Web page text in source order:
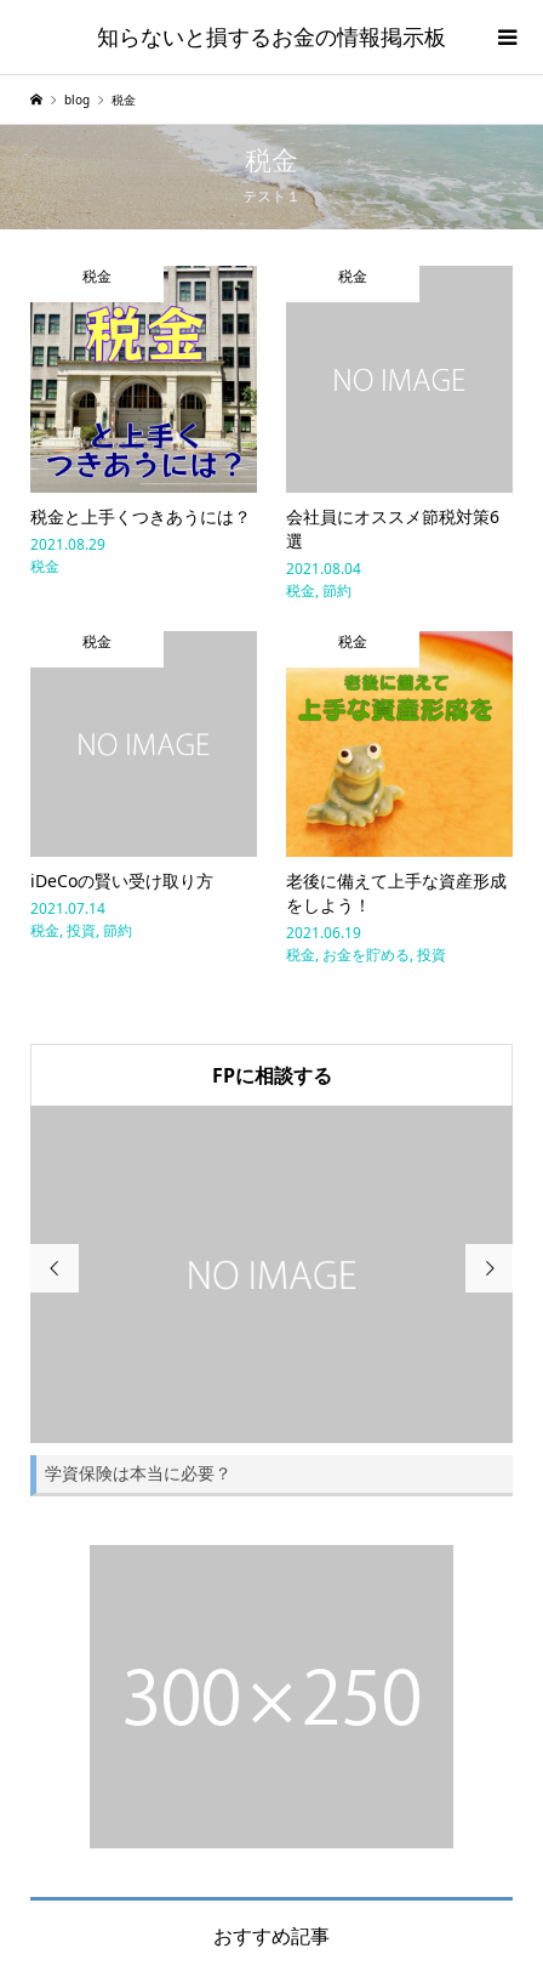
知らないと損するお金の情報掲示板
blog 税金
税金
テスト１
税金
税金と上手くつきあうには？
2021.08.29
税金
税金
会社員にオススメ節税対策6
選
2021.08.04
税金,節約
税金
iDeCoの賢い受け取り方
2021.07.14
税金,投資,節約
税金
老後に備えて上手な資産形成
をしよう！
2021.06.19
税金, お金を貯める,投資
FPに相談する

学資保険は本当に必要？

おすすめ記事